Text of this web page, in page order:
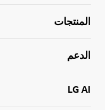
المنتجات
الدعم
LG AI